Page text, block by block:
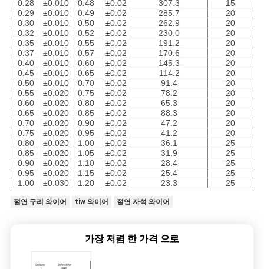
0.28
±0.010 0.48 ±0.02 307.3
15
0.29
±0.010 0.49 ±0.02 285.7
20
0.30
±0.010 0.50 ±0.02 262.9
20
0.32
±0.010 0.52 ±0.02 230.0
20
0.35
±0.010 0.55 ±0.02 191.2
20
0.37
±0.010 0.57 ±0.02 170.6
20
0.40
±0.010 0.60 ±0.02 145.3
20
0.45
±0.010 0.65 ±0.02 114.2
20
0.50
±0.010 0.70 ±0.02 91.4
20
0.55
±0.020 0.75 ±0.02 78.2
20
0.60
±0.020 0.80 ±0.02 65.3
20
0.65
±0.020 0.85 ±0.02 88.3
20
0.70
±0.020 0.90 ±0.02 47.2
20
0.75
±0.020 0.95 ±0.02 41.2
20
0.80
±0.020 1.00 ±0.02 36.1
25
0.85
±0.020 1.05 ±0.02 31.9
25
0.90
±0.020 1.10 ±0.02 28.4
25
0.95
±0.020 1.15 ±0.02 25.4
25
1.00
±0.030 1.20 ±0.02 23.3 25
절연 구리 와이어 tiw 와이어 절연 자석 와이어
가장 저렴 한 가격 으로